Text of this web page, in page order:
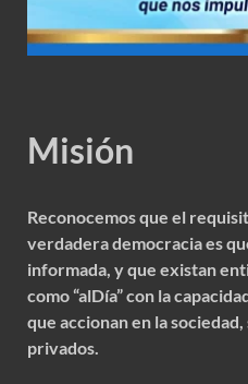
Misión
Reconocemos que el
verdadera democracia es
informada, y que existan
como “alDía” con la
que accionan en la
privados.